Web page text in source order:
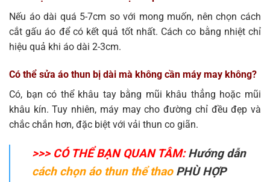
Nếu áo dài quá 5-7cm so với mong muốn, nên chọn cách
cắt gấu áo để có kết quả tốt nhất. Cách co bằng nhiệt chỉ
hiệu quả khi áo dài 2-3cm.
Có thể sửa áo thun bị dài mà không cần máy may không?
Có, bạn có thể khâu tay bằng mũi khâu thẳng hoặc mũi
khâu kín. Tuy nhiên, máy may cho đường chỉ đều đẹp và
chắc chắn hơn, đặc biệt với vải thun co giãn.
>>> CÓ THỂ BẠN QUAN TÂM:Hướng dẫn
cách chọn áo thun thể thao PHÙ HỢP